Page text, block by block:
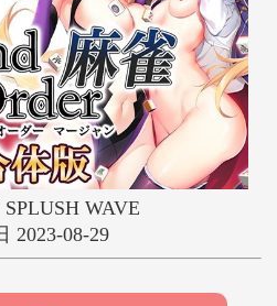
す せ そ
つ て と
ぬ ね の
ふ へ ほ
む め
ゆ
る れ ろ
WAVE
2023-08-29
そらモチ
名泉石